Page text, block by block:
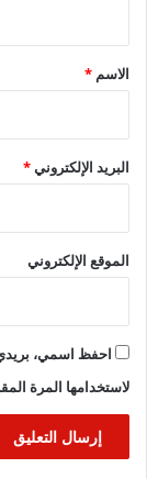
*
الاسم *
البريد الإلكتروني*
الموقع الإلكتروني
احفظ اسمي، بريدي
لاستخدامها المرة